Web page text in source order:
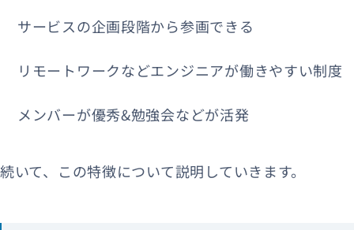
サービスの企画段階から参画できる
リモートワークなどエンジニアが働きやすい制度
メンバーが優秀&勉強会などが活発
続いて、この特徴について説明していきます。